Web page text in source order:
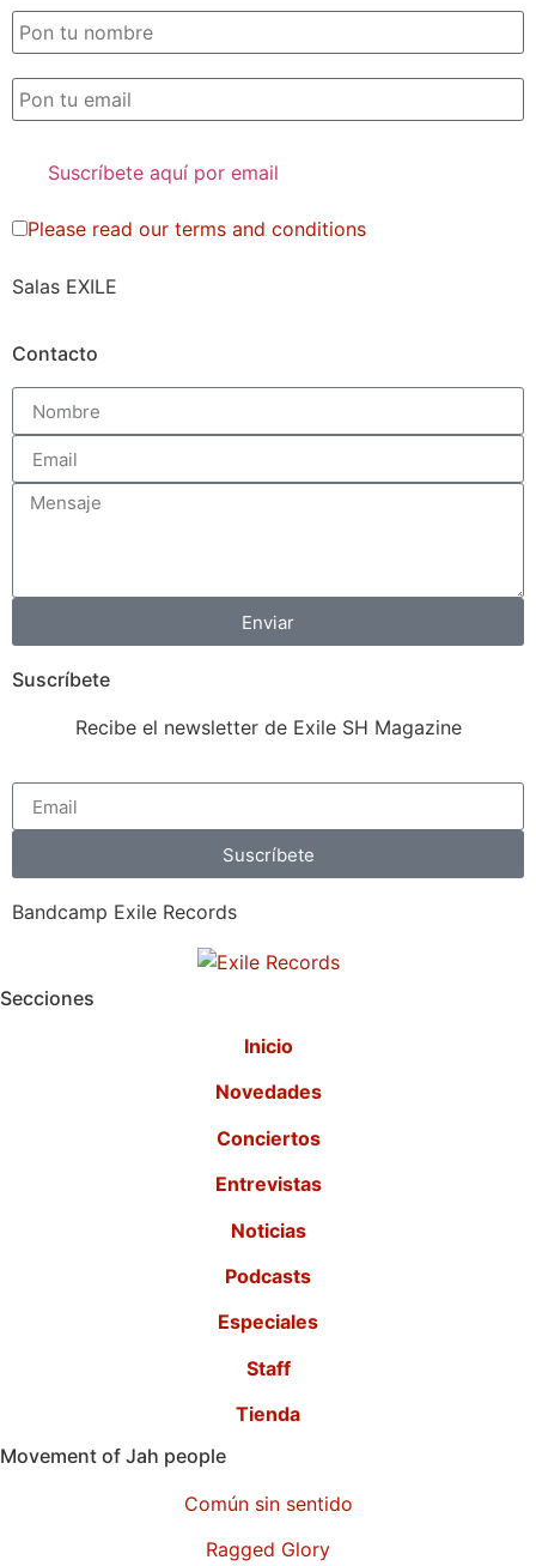
Please read our terms and conditions
Salas EXILE
Contacto
Enviar
Suscríbete
Recibe el newsletter de Exile SH Magazine
Suscríbete
Bandcamp Exile Records
Secciones
Inicio
Novedades
Conciertos
Entrevistas
Noticias
Podcasts
Especiales
Staff
Tienda
Movement of Jah people
Común sin sentido
Ragged Glory